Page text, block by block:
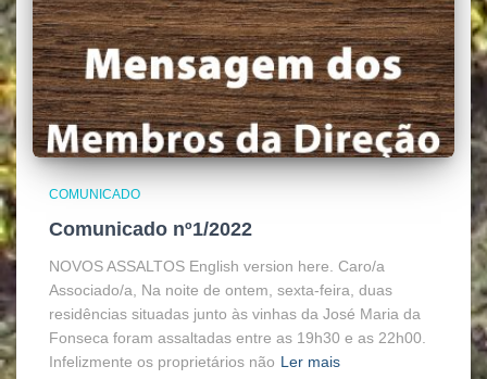
COMUNICADO
Comunicado nº1/2022
NOVOS ASSALTOS English version here. Caro/a
Associado/a, Na noite de ontem, sexta-feira, duas
residências situadas junto às vinhas da José Maria da
Fonseca foram assaltadas entre as 19h30 e as 22h00.
Infelizmente os proprietários não Ler mais